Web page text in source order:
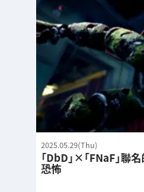
2025.05.29(Thu)
「DbD」×「FNaF」聯
恐怖